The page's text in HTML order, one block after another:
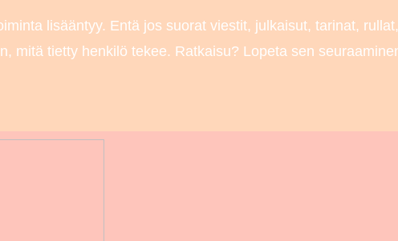
lisääntyy. Entä jos suorat viestit, julkaisut, tarinat,
mitä tietty henkilö tekee. Ratkaisu? Lopeta sen